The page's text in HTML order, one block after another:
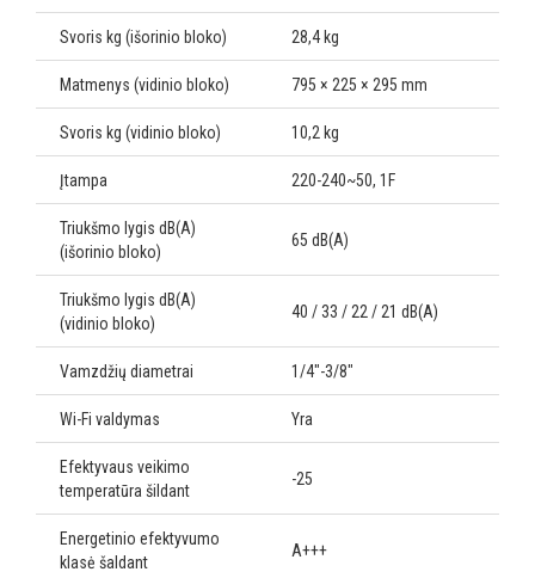
Svoris kg (išorinio bloko) 28,4 kg
Matmenys (vidinio bloko) 795 × 225 × 295 mm
Svoris kg (vidinio bloko) 10,2 kg
Įtampa 220-240~50, 1F
Triukšmo lygis dB(A)
(išorinio bloko)
65 dB(A)
Triukšmo lygis dB(A)
(vidinio bloko)
40 / 33 / 22 / 21 dB(A)
Vamzdžių diametrai 1/4"-3/8"
Wi-Fi valdymas Yra
Efektyvaus veikimo
temperatūra šildant
-25
Energetinio efektyvumo
klasė šaldant
A+++